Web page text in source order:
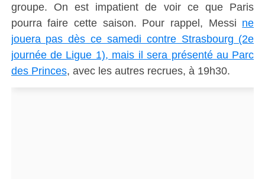
groupe. On est impatient de voir ce que Paris
pourra faire cette saison. Pour rappel, Messi ne
jouera pas dès ce samedi contre Strasbourg (2e
journée de Ligue 1), mais il sera présenté au Parc
des Princes, avec les autres recrues, à 19h30.